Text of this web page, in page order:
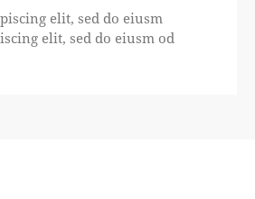
elit, sed do eiusm
elit, sed do eiusm od